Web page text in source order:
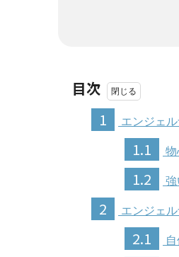
目次
1
エンジェ
1.1 物
1.2 強
2 エンジェ
2.1